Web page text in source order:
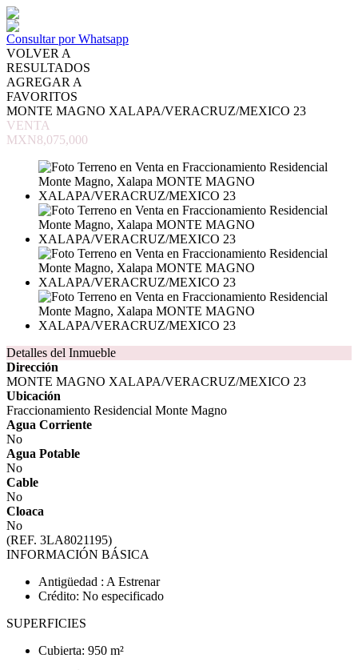
Consultar por Whatsapp
VOLVER A
RESULTADOS
AGREGAR A
FAVORITOS
MONTE MAGNO XALAPA/VERACRUZ/MEXICO 23
VENTA
MXN8,075,000
Detalles del Inmueble
Dirección
MONTE MAGNO XALAPA/VERACRUZ/MEXICO 23
Ubicación
Fraccionamiento Residencial Monte Magno
Agua Corriente
No
Agua Potable
No
Cable
No
Cloaca
No
(REF. 3LA8021195)
INFORMACIÓN BÁSICA
Antigüedad : A Estrenar
Crédito: No especificado
SUPERFICIES
Cubierta: 950 m²